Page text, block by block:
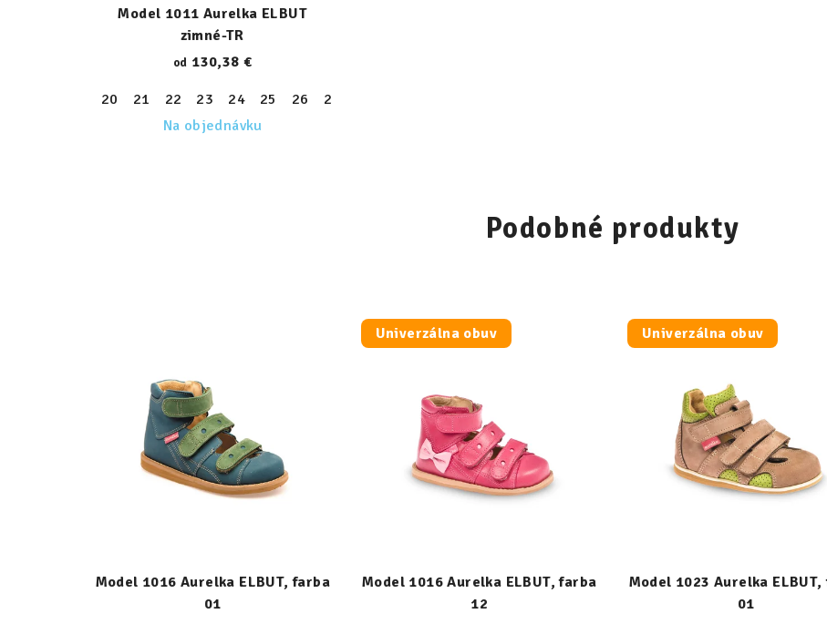
Model 1011 Aurelka ELBUT
zimné-TR
od 130,38 €
20 21 22 23 24 25 26 27
Na objednávku
Podobné produkty
Model 1016 Aurelka ELBUT, farba
01
Univerzálna obuv
Model 1016 Aurelka ELBUT, farba
12
Univerzálna obuv
Model 1023 Aurelka
01